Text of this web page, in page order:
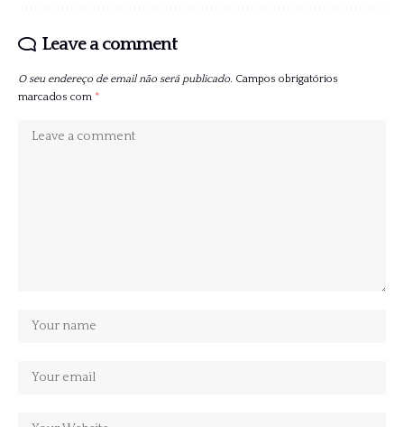
Leave a comment
O seu endereço de email não será publicado. Campos obrigatórios
marcados com *